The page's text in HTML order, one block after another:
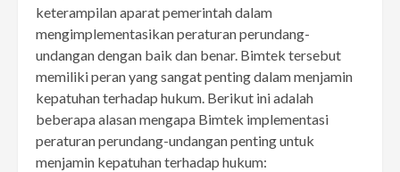
keterampilan aparat pemerintah dalam
mengimplementasikan peraturan perundang-
undangan dengan baik dan benar. Bimtek tersebut
memiliki peran yang sangat penting dalam menjamin
kepatuhan terhadap hukum. Berikut ini adalah
beberapa alasan mengapa Bimtek implementasi
peraturan perundang-undangan penting untuk
menjamin kepatuhan terhadap hukum: